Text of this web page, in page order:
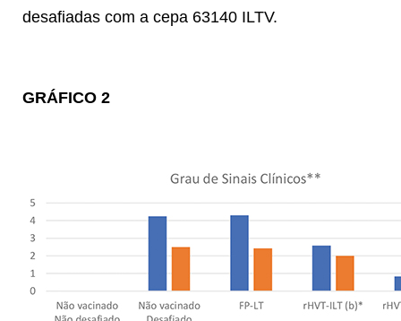
desafiadas com a cepa 63140 ILTV.
GRÁFICO 2